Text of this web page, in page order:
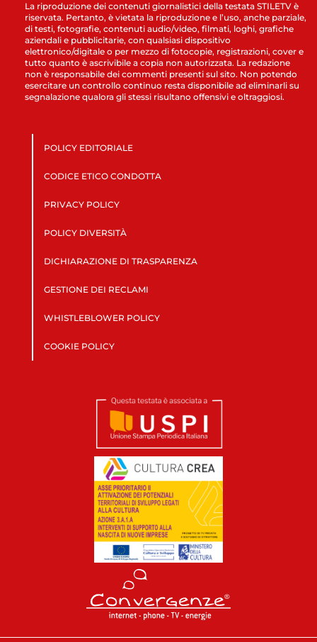
La riproduzione dei contenuti giornalistici della testata STILETV è
riservata. Pertanto, è vietata la riproduzione e l’uso, anche parziale,
di testi, fotografie, contenuti audio/video, filmati, loghi, grafiche
aziendali e pubblicitarie, con qualsiasi dispositivo
elettronico/digitale o per mezzo di fotocopie, registrazioni, cover e
tutto quanto è ascrivibile a copia non autorizzata. La redazione
non è responsabile dei commenti presenti sul sito. Non potendo
esercitare un controllo continuo resta disponibile ad eliminarli su
segnalazione qualora gli stessi risultano offensivi e oltraggiosi.
POLICY EDITORIALE
CODICE ETICO CONDOTTA
PRIVACY POLICY
POLICY DIVERSITÀ
DICHIARAZIONE DI TRASPARENZA
GESTIONE DEI RECLAMI
WHISTLEBLOWER POLICY
COOKIE POLICY